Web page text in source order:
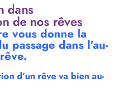
dans
de nos rêves
vous donne la
passage dans l’au-
d’un rêve va bien au-